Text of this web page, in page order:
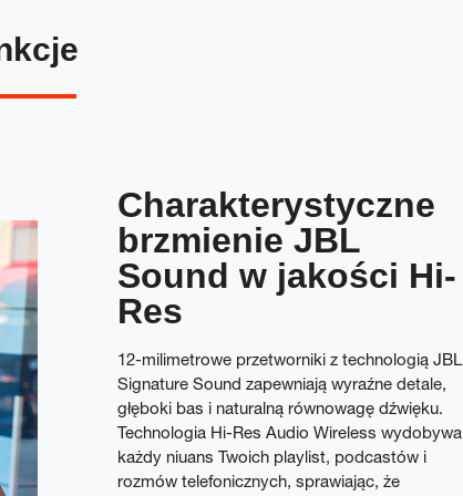
Charakterystyczne
brzmienie JBL
Sound w jakości Hi-
Res
12-milimetrowe przetworniki z technologią JBL
Signature Sound zapewniają wyraźne detale,
głęboki bas i naturalną równowagę dźwięku.
Technologia Hi-Res Audio Wireless wydobywa
każdy niuans Twoich playlist, podcastów i
rozmów telefonicznych, sprawiając, że